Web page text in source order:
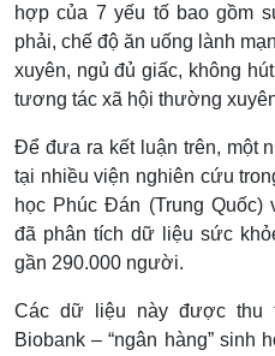
hợp của 7 yếu tố bao gồm
phải, chế độ ăn uống lành
xuyên, ngủ đủ giấc, không
tương tác xã hội thường
Để đưa ra kết luận trên, một
tại nhiều viện nghiên cứu
học Phúc Đán (Trung
đã phân tích dữ liệu sức
gần 290.000 người.
Các dữ liệu này được
Biobank – “ngân hàng” sinh